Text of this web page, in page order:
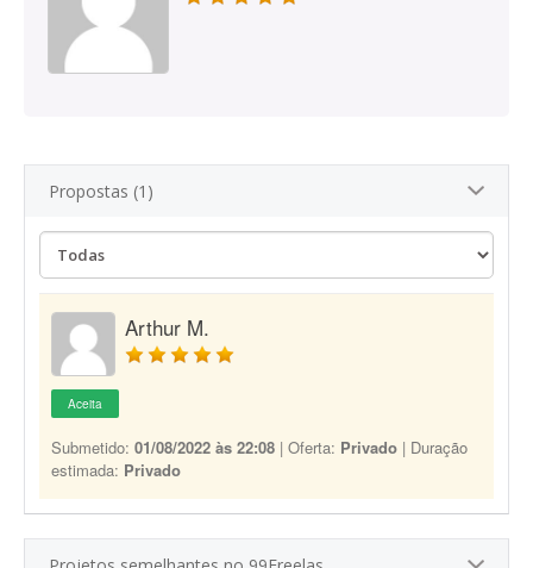
Propostas (1)
Arthur M.
Aceita
Submetido: 01/08/2022 às 22:08 | Oferta: Privado | Duração
estimada: Privado